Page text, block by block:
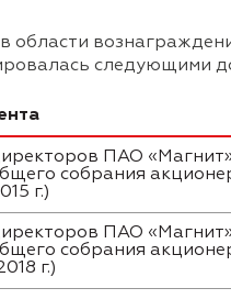
в области
следующими
ПАО
собрания
г.)
ПАО
собрания
г.)